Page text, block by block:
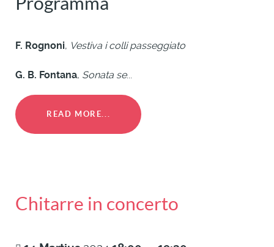
F. Rognoni, Vestiva i colli passeggiato
G. B. Fontana, Sonata se...
READ MORE...
Chitarre in concerto